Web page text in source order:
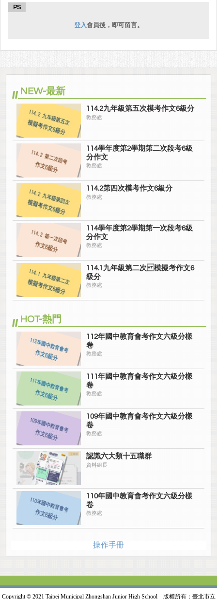
PS
登入會員後，即可留言。
NEW-最新
114.2九年級第五次模考作文6級分
教務處
114學年度第2學期第二次段考6級
分作文
教務處
114.2第四次模考作文6級分
教務處
114學年度第2學期第一次段考6級
分作文
教務處
114.1九年級第二次 模擬考作文6
級分
教務處
HOT-熱門
112年國中教育會考作文六級分樣
卷
教務處
111年國中教育會考作文六級分樣
卷
教務處
109年國中教育會考作文六級分樣
卷
教務處
認識六大類十五職群
資料組長
110年國中教育會考作文六級分樣
卷
教務處
操作手冊
Copyright © 2021 Taipei Municipal Zhongshan Junior High School 版權所有：臺北市立